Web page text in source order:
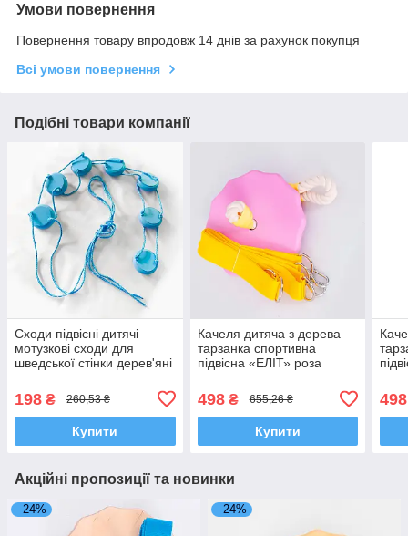
Умови повернення
Повернення товару впродовж 14 днів за рахунок покупця
Всі умови повернення
Подібні товари компанії
Сходи підвісні дитячі
мотузкові сходи для
шведської стінки дерев'яні
198 ₴ 260,53 ₴
Купити
Качеля дитяча з дерева
тарзанка спортивна
підвісна «ЕЛІТ» роза
498₴ 655,26 ₴
Купити
498
Акційні пропозиції та новинки
–24% –24%